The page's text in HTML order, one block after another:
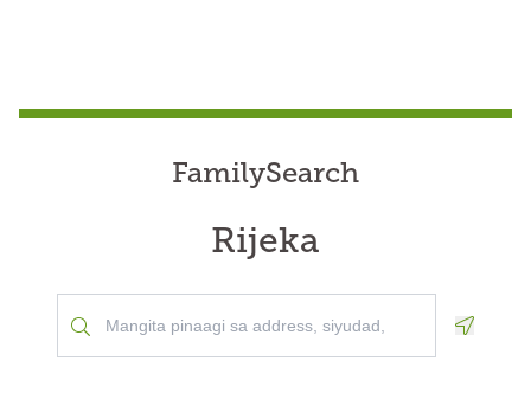
FamilySearch
Rijeka